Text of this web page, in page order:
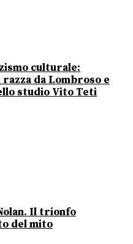
culturale:
da Lombroso e
studio Vito Teti
Il trionfo
del mito